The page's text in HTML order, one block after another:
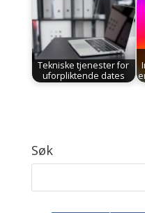
Tekniske tjenester for
uforpliktende dates
Søk